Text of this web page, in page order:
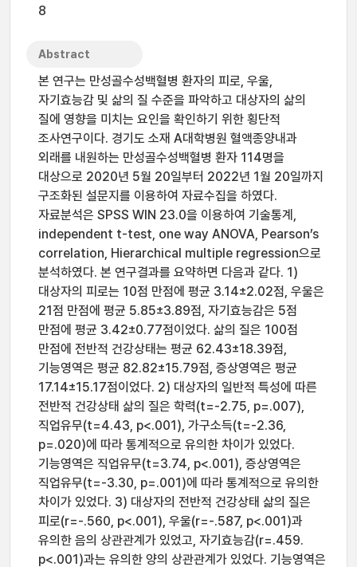
8
Abstract
본 연구는 만성골수성백혈병 환자의 피로, 우울,
자기효능감 및 삶의 질 수준을 파악하고 대상자의 삶의
질에 영향을 미치는 요인을 확인하기 위한 횡단적
조사연구이다. 경기도 소재 A대학병원 혈액종양내과
외래를 내원하는 만성골수성백혈병 환자 114명을
대상으로 2020년 5월 20일부터 2022년 1월 20일까지
구조화된 설문지를 이용하여 자료수집을 하였다.
자료분석은 SPSS WIN 23.0을 이용하여 기술통계,
independent t-test, one way ANOVA, Pearson’s
correlation, Hierarchical multiple regression으로
분석하였다. 본 연구결과를 요약하면 다음과 같다. 1)
대상자의 피로는 10점 만점에 평균 3.14±2.02점, 우울은
21점 만점에 평균 5.85±3.89점, 자기효능감은 5점
만점에 평균 3.42±0.77점이었다. 삶의 질은 100점
만점에 전반적 건강상태는 평균 62.43±18.39점,
기능영역은 평균 82.82±15.79점, 증상영역은 평균
17.14±15.17점이었다. 2) 대상자의 일반적 특성에 따른
전반적 건강상태 삶의 질은 학력(t=-2.75, p=.007),
직업유무(t=4.43, p<.001), 가구소득(t=-2.36,
p=.020)에 따라 통계적으로 유의한 차이가 있었다.
기능영역은 직업유무(t=3.74, p<.001), 증상영역은
직업유무(t=-3.30, p=.001)에 따라 통계적으로 유의한
차이가 있었다. 3) 대상자의 전반적 건강상태 삶의 질은
피로(r=-.560, p<.001), 우울(r=-.587, p<.001)과
유의한 음의 상관관계가 있었고, 자기효능감(r=.459.
p<.001)과는 유의한 양의 상관관계가 있었다. 기능영역은